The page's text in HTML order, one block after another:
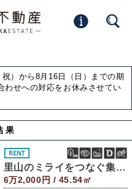
）から8月16日（日）までの期
わせへの対応をお休みさせてい
果
里山のミライをつなぐ集合住宅
6万2,000円 / 45.54㎡